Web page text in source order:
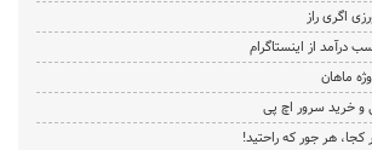
اگری راز
درآمد از اینستاگرام
ماهان
کجا، هر جور که راحتید!